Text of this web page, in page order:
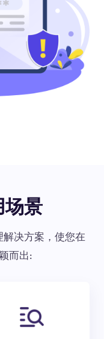
场景
解决方案，使您在
而出: